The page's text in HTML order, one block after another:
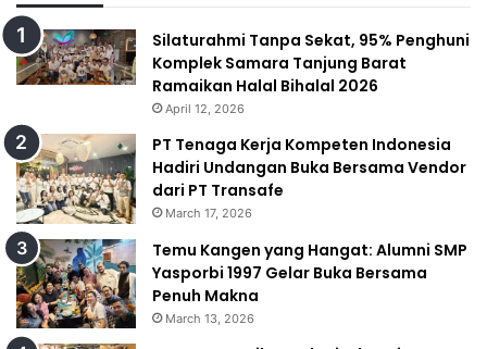
Silaturahmi Tanpa Sekat, 95% Penghuni
Komplek Samara Tanjung Barat
Ramaikan Halal Bihalal 2026
April 12, 2026
PT Tenaga Kerja Kompeten Indonesia
Hadiri Undangan Buka Bersama Vendor
dari PT Transafe
March 17, 2026
Temu Kangen yang Hangat: Alumni SMP
Yasporbi 1997 Gelar Buka Bersama
Penuh Makna
March 13, 2026